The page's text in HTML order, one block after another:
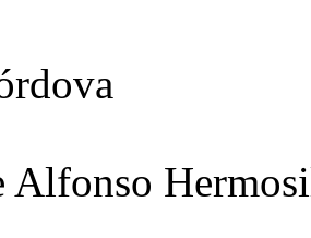
Alfonso